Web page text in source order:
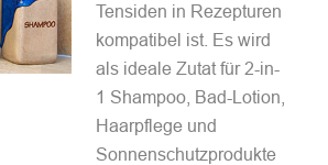
Tensiden in Rezepturen
kompatibel ist. Es wird
als ideale Zutat für 2-in-
1 Shampoo, Bad-Lotion,
Haarpflege und
Sonnenschutzprodukte